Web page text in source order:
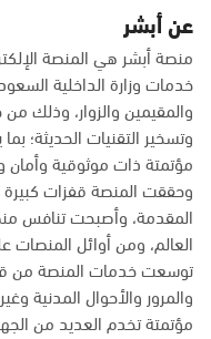
عن أبشر
منصة أبشر هي المنصة
خدمات وزارة الداخلية
والمقيمين والزوار، وذلك
وتسخير التقنيات الحديثة؛
مؤتمتة ذات موثوقية وأمان
المقدمة، وأصبحت تنافس
العالم، ومن أوائل
توسعت خدمات المنصة من
والمرور والأحوال المدنية
مؤتمتة تخدم العديد من